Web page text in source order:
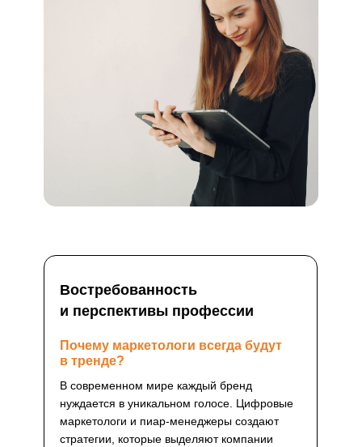
Востребованность
и перспективы профессии
В современном мире каждый бренд
нуждается в уникальном голосе. Цифровые
маркетологи и пиар-менеджеры создают
стратегии, которые выделяют компании
Почему маркетологи всегда будут
в тренде?